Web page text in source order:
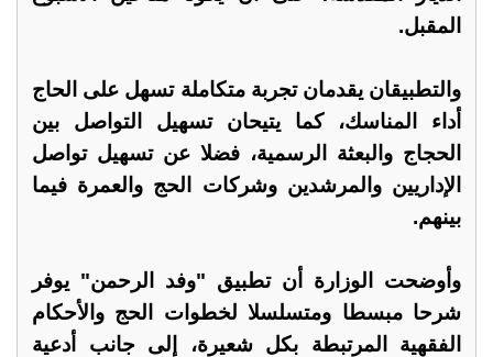
المقبل.
والتطبيقان يقدمان تجربة متكاملة تسهل على الحاج
أداء المناسك، كما يتيحان تسهيل التواصل بين
الحجاج والبعثة الرسمية، فضلا عن تسهيل تواصل
الإداريين والمرشدين وشركات الحج والعمرة فيما
بينهم.
وأوضحت الوزارة أن تطبيق "وفد الرحمن" يوفر
شرحا مبسطا ومتسلسلا لخطوات الحج والأحكام
الفقهية المرتبطة بكل شعيرة، إلى جانب أدعية